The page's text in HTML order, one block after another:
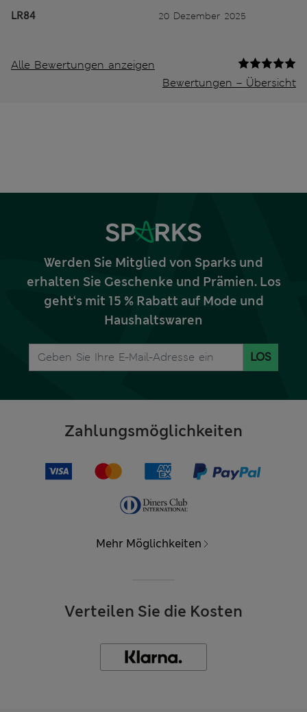
LR84 20 Dezember 2025
Alle Bewertungen anzeigen
Bewertungen – Übersicht
Werden Sie Mitglied von Sparks und
erhalten Sie Geschenke und Prämien. Los
geht‘s mit 15 % Rabatt auf Mode und
Haushaltswaren
LOS
Zahlungsmöglichkeiten
Mehr Möglichkeiten
Verteilen Sie die Kosten